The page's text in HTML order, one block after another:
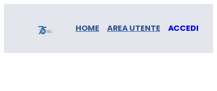
contenuto
HOME AREA UTENTE ACCEDI